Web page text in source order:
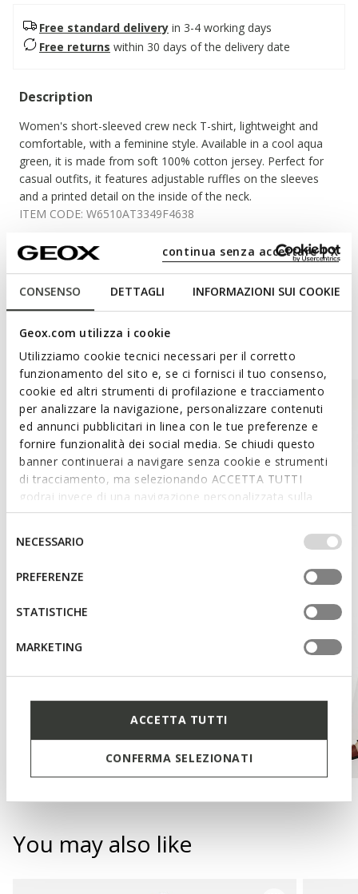
CONSENSO DETTAGLI INFORMAZIONI SUI COOKIE
Geox.com utilizza i cookie
Utilizziamo cookie tecnici necessari per il corretto
funzionamento del sito e, se ci fornisci il tuo consenso,
cookie ed altri strumenti di profilazione e tracciamento
per analizzare la navigazione, personalizzare contenuti
ed annunci pubblicitari in linea con le tue preferenze e
fornire funzionalità dei social media. Se chiudi questo
banner continuerai a navigare senza cookie e strumenti
di tracciamento, ma selezionando ACCETTA TUTTI
godrai invece di una navigazione personalizzata sulla
base dei tuoi gusti ed interessi. Selezionando
IMPOSTAZIONI potrai anche scegliere quali cookies ed
altri strumenti di tracciamento autorizzare. Per maggiori
informazioni o per modificare in qualsiasi momento le
tue impostazioni, visita la nostra
consenso
NECESSARIO
PREFERENZE
STATISTICHE
MARKETING
ACCETTA TUTTI
CONFERMA SELEZIONATI
continua senza accettare | X
Free standard delivery in 3-4 working days
Free returns within 30 days of the delivery date
Description
Women's short-sleeved crew neck T-shirt, lightweight and
comfortable, with a feminine style. Available in a cool aqua
green, it is made from soft 100% cotton jersey. Perfect for
casual outfits, it features adjustable ruffles on the sleeves
and a printed detail on the inside of the neck.
ITEM CODE: W6510AT3349F4638
Materials
Style Inspiration
You may also like